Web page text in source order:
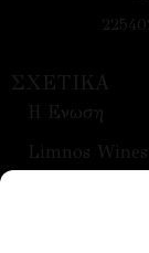
ΣΧΕΤΙΚΑ
H Ενωση
Limnos Wines